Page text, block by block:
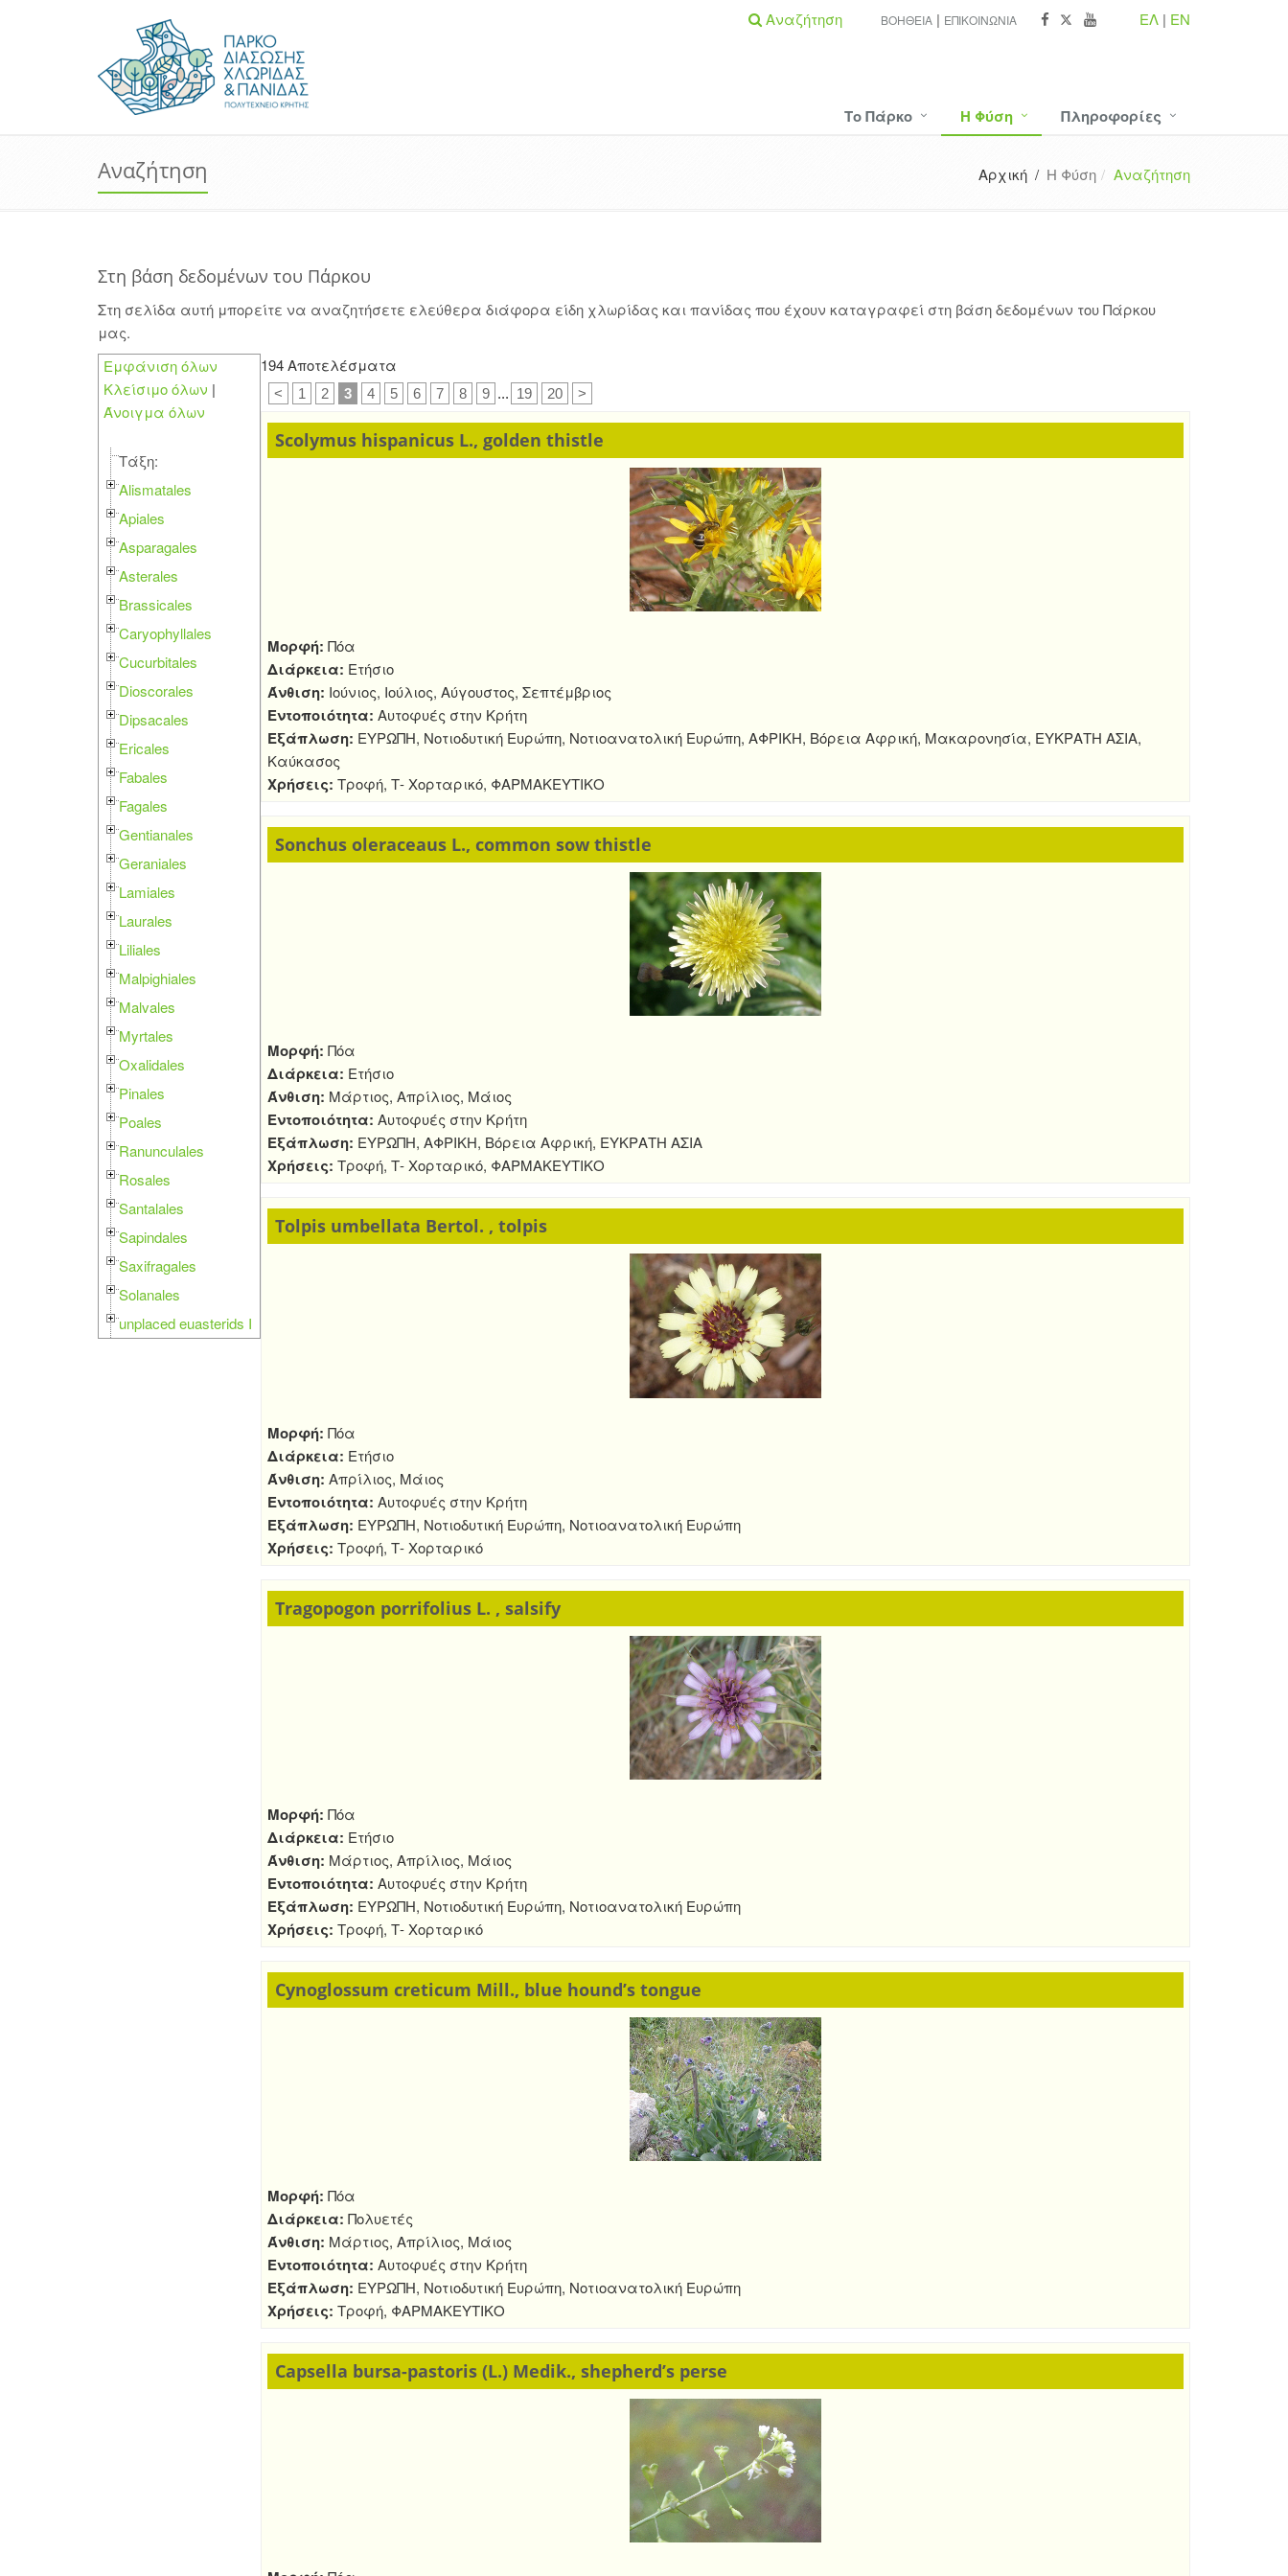
ΕΛ | EN
ΒΟΉΘΕΙΑ ΕΠΙΚΟΙΝΩΝΊΑ
Αναζήτηση
Το Πάρκο Η Φύση Πληροφορίες
Αναζήτηση Αρχική / Η Φύση Αναζήτηση
Στη βάση δεδομένων του Πάρκου
Στη σελίδα αυτή μπορείτε να αναζητήσετε ελεύθερα διάφορα είδη χλωρίδας και πανίδας που έχουν καταγραφεί στη βάση δεδομένων του Πάρκου
μας.
Εμφάνιση όλων
Κλείσιμο όλων |
Άνοιγμα όλων
Τάξη:
Alismatales
Apiales
Asparagales
Asterales
Brassicales
Caryophyllales
Cucurbitales
Dioscorales
Dipsacales
Ericales
Fabales
Fagales
Gentianales
Geraniales
Lamiales
Laurales
Liliales
Malpighiales
Malvales
Myrtales
Oxalidales
Pinales
Poales
Ranunculales
Rosales
Santalales
Sapindales
Saxifragales
Solanales
unplaced euasterids I
194 Αποτελέσματα
< 1 2 3 4 5 6 7 8 9 ... 19 20 >
Scolymus hispanicus L., golden thistle
Μορφή: Πόα
Διάρκεια: Ετήσιο
Άνθιση: Ιούνιος, Ιούλιος, Αύγουστος, Σεπτέμβριος
Εντοποιότητα: Αυτοφυές στην Κρήτη
Εξάπλωση: ΕΥΡΩΠΗ, Νοτιοδυτική Ευρώπη, Νοτιοανατολική Ευρώπη, ΑΦΡΙΚΗ, Βόρεια Αφρική, Μακαρονησία, ΕΥΚΡΑΤΗ ΑΣΙΑ,
Καύκασος
Χρήσεις: Τροφή, Τ- Χορταρικό, ΦΑΡΜΑΚΕΥΤΙΚΟ
Sonchus oleraceaus L., common sow thistle
Μορφή: Πόα
Διάρκεια: Ετήσιο
Άνθιση: Μάρτιος, Απρίλιος, Μάιος
Εντοποιότητα: Αυτοφυές στην Κρήτη
Εξάπλωση: ΕΥΡΩΠΗ, ΑΦΡΙΚΗ, Βόρεια Αφρική, ΕΥΚΡΑΤΗ ΑΣΙΑ
Χρήσεις: Τροφή, Τ- Χορταρικό, ΦΑΡΜΑΚΕΥΤΙΚΟ
Tolpis umbellata Bertol. , tolpis
Μορφή: Πόα
Διάρκεια: Ετήσιο
Άνθιση: Απρίλιος, Μάιος
Εντοποιότητα: Αυτοφυές στην Κρήτη
Εξάπλωση: ΕΥΡΩΠΗ, Νοτιοδυτική Ευρώπη, Νοτιοανατολική Ευρώπη
Χρήσεις: Τροφή, Τ- Χορταρικό
Tragopogon porrifolius L. , salsify
Μορφή: Πόα
Διάρκεια: Ετήσιο
Άνθιση: Μάρτιος, Απρίλιος, Μάιος
Εντοποιότητα: Αυτοφυές στην Κρήτη
Εξάπλωση: ΕΥΡΩΠΗ, Νοτιοδυτική Ευρώπη, Νοτιοανατολική Ευρώπη
Χρήσεις: Τροφή, Τ- Χορταρικό
Cynoglossum creticum Mill., blue hound’s tongue
Μορφή: Πόα
Διάρκεια: Πολυετές
Άνθιση: Μάρτιος, Απρίλιος, Μάιος
Εντοποιότητα: Αυτοφυές στην Κρήτη
Εξάπλωση: ΕΥΡΩΠΗ, Νοτιοδυτική Ευρώπη, Νοτιοανατολική Ευρώπη
Χρήσεις: Τροφή, ΦΑΡΜΑΚΕΥΤΙΚΟ
Capsella bursa-pastoris (L.) Medik., shepherd’s perse